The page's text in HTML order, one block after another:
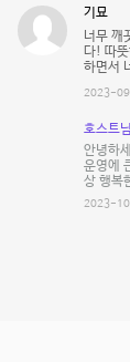
기묘
너무 깨
다! 따
하면서
2023-
호스트
안녕하
운영에
상 행복
2023-